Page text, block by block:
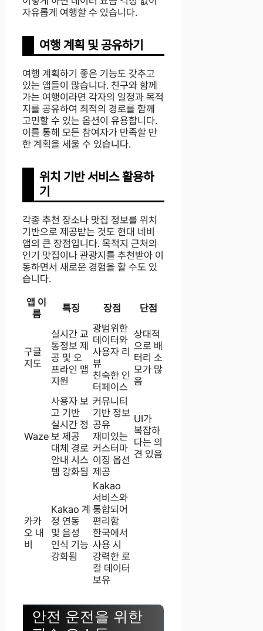
자유롭게 여행할 수 있습니다.
여행 계획 및 공유하기
여행 계획하기 좋은 기능도 갖추고
있는 앱들이 많습니다. 친구와 함께
가는 여행이라면 각자의 일정과 목적
지를 공유하여 최적의 경로를 함께
고민할 수 있는 옵션이 유용합니다.
이를 통해 모든 참여자가 만족할 만
한 계획을 세울 수 있습니다.
위치 기반 서비스 활용하
기
각종 추천 장소나 맛집 정보를 위치
기반으로 제공받는 것도 현대 네비
앱의 큰 장점입니다. 목적지 근처의
인기 맛집이나 관광지를 추천받아 이
동하면서 새로운 경험을 할 수도 있
습니다.
앱 이
름
특징 장점 단점
구글
지도
실시간 교
통정보 제
공 및 오
프라인 맵
지원
광범위한
데이터와
사용자 리
뷰
친숙한 인
터페이스
상대적
으로 배
터리 소
모가 많
음
Waze
사용자 보
고 기반
실시간 정
보 제공
대체 경로
안내 시스
템 강화됨
커뮤니티
기반 정보
공유
재미있는
커스터마
이징 옵션
제공
UI가
복잡하
다는 의
견 있음
카카
오 내
비
Kakao 계
정 연동
및 음성
인식 기능
강화됨
Kakao
서비스와
통합되어
편리함
한국에서
사용 시
강력한 로
컬 데이터
보유
안전 운전을 위한